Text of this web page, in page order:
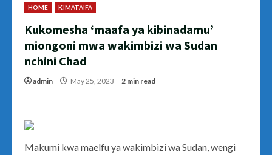
HOME KIMATAIFA
Kukomesha ‘maafa ya kibinadamu’
miongoni mwa wakimbizi wa Sudan
nchini Chad
admin May 25, 2023 2 min read
Makumi kwa maelfu ya wakimbizi wa Sudan, wengi